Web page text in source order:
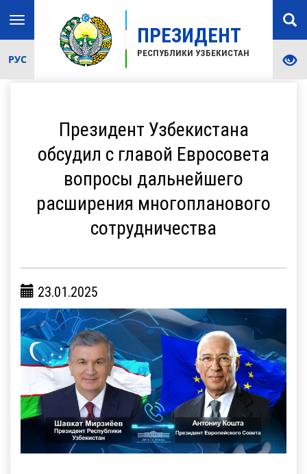
ПРЕЗИДЕНТ
РЕСПУБЛИКИ УЗБЕКИСТАН
Toggle
navigation
РУС
Президент Узбекистана
обсудил с главой Евросовета
вопросы дальнейшего
расширения многопланового
сотрудничества
23.01.2025